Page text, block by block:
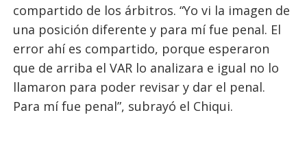
compartido de los árbitros. “Yo vi la imagen de
una posición diferente y para mí fue penal. El
error ahí es compartido, porque esperaron
que de arriba el VAR lo analizara e igual no lo
llamaron para poder revisar y dar el penal.
Para mí fue penal”, subrayó el Chiqui.